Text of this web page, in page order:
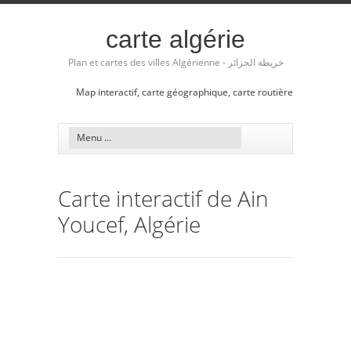
carte algérie
Plan et cartes des villes Algérienne - خريطة الجزائر
Map interactif, carte géographique, carte routière
Carte interactif de Ain
Youcef, Algérie